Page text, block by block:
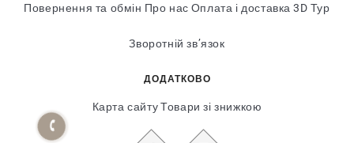
Повернення та обмін Про нас Оплата і доставка 3D Тур
Зворотній зв’язок
ДОДАТКОВО
Карта сайту Товари зі знижкою